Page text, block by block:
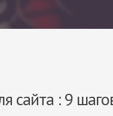
сайта : 9